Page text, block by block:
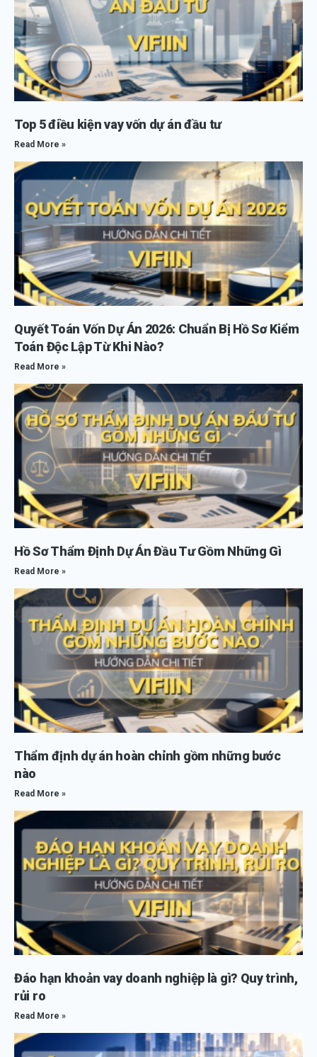
Top 5 điều kiện vay vốn dự án đầu tư
Read More »
Quyết Toán Vốn Dự Án 2026: Chuẩn Bị Hồ Sơ Kiểm
Toán Độc Lập Từ Khi Nào?
Read More »
Hồ Sơ Thẩm Định Dự Án Đầu Tư Gồm Những Gì
Read More »
Thẩm định dự án hoàn chỉnh gồm những bước
nào
Read More »
Đáo hạn khoản vay doanh nghiệp là gì? Quy trình,
rủi ro
Read More »